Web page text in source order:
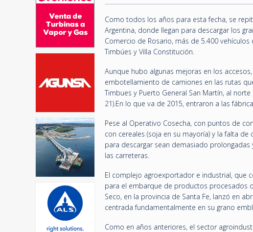
Como todos los años para esta fecha, se
Argentina, donde llegan para descargar los
Comercio de Rosario, más de 5.400
Timbúes y Villa Constitución.
Aunque hubo algunas mejoras en los
embotellamiento de camiones en las rutas
Timbues y Puerto General San Martín, al
21).En lo que va de 2015, entraron a las
Pese al Operativo Cosecha, con puntos de
con cereales (soja en su mayoría) y la falta
para descargar sean demasiado
las carreteras.
El complejo agroexportador e industrial, que
para el embarque de productos procesados
Seco, en la provincia de Santa Fe, lanzó en
centrada fundamentalmente en su grano
Como en años anteriores, el sector